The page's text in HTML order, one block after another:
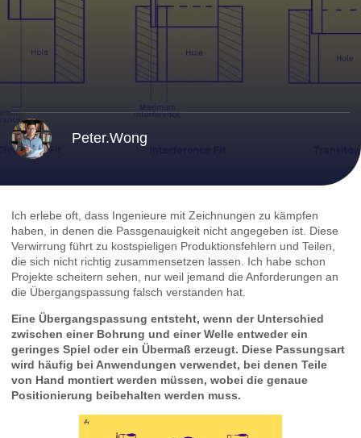
Peter.Wong
Ich erlebe oft, dass Ingenieure mit Zeichnungen zu kämpfen
haben, in denen die Passgenauigkeit nicht angegeben ist. Diese
Verwirrung führt zu kostspieligen Produktionsfehlern und Teilen,
die sich nicht richtig zusammensetzen lassen. Ich habe schon
Projekte scheitern sehen, nur weil jemand die Anforderungen an
die Übergangspassung falsch verstanden hat.
Eine Übergangspassung entsteht, wenn der Unterschied
zwischen einer Bohrung und einer Welle entweder ein
geringes Spiel oder ein Übermaß erzeugt. Diese Passungsart
wird häufig bei Anwendungen verwendet, bei denen Teile
von Hand montiert werden müssen, wobei die genaue
Positionierung beibehalten werden muss.